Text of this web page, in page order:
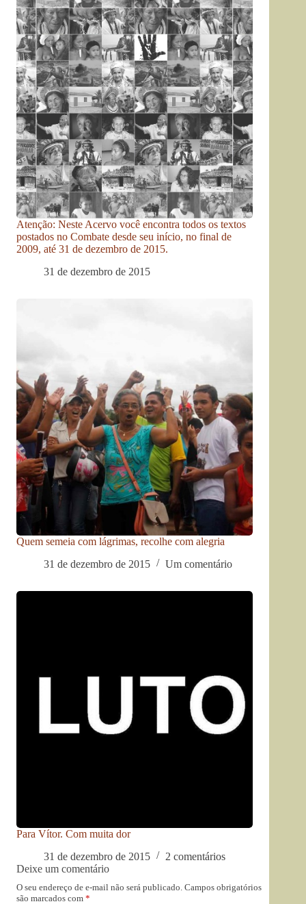
Atenção: Neste Acervo você encontra todos os textos
postados no Combate desde seu início, no final de
2009, até 31 de dezembro de 2015.
31 de dezembro de 2015
Quem semeia com lágrimas, recolhe com alegria
31 de dezembro de 2015
Um comentário
Para Vítor. Com muita dor
31 de dezembro de 2015
2 comentários
Deixe um comentário
O seu endereço de e-mail não será publicado. Campos obrigatórios
são marcados com *